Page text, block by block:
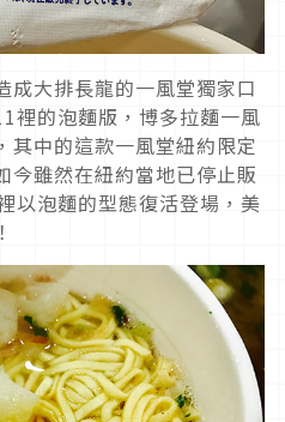
成大排長龍的一風堂獨家口
裡的泡麵版，博多拉麵一風
其中的這款一風堂紐約限定
今雖然在紐約當地已停止販
以泡麵的型態復活登場，美